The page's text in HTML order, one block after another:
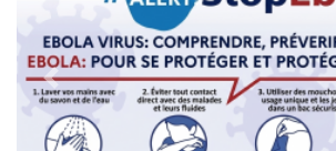
Previous